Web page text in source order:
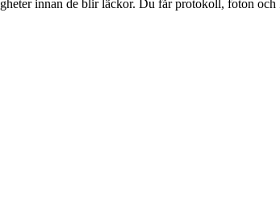
innan de blir läckor. Du får protokoll, foton